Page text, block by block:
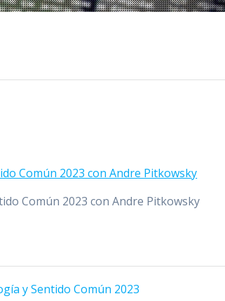
Común 2023 con Andre Pitkowsky
Común 2023 con Andre Pitkowsky
y Sentido Común 2023